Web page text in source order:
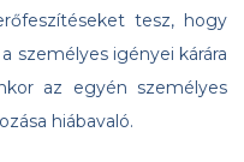
tesz, hogy
személyes igényei kárára
az egyén személyes
hiábavaló.